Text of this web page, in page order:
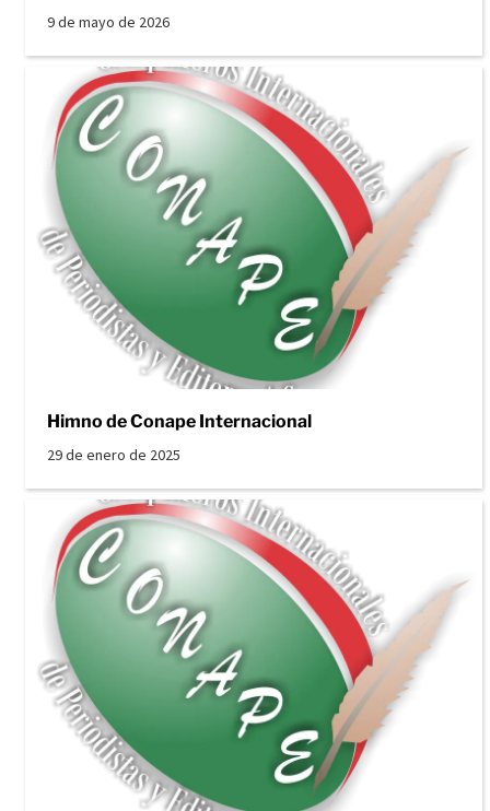
9 de mayo de 2026
Himno de Conape Internacional
29 de enero de 2025